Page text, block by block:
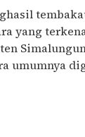
yang
umumnya